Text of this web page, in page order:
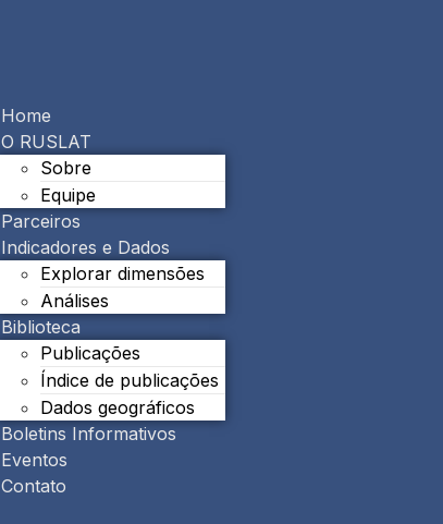
Home
O RUSLAT
Sobre
Equipe
Parceiros
Indicadores e Dados
Explorar dimensões
Análises
Biblioteca
Publicações
Índice de publicações
Dados geográficos
Boletins Informativos
Eventos
Contato